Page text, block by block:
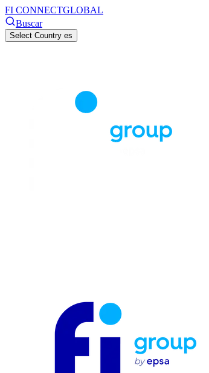
FI CONNECTGLOBAL
Buscar
Select Country es